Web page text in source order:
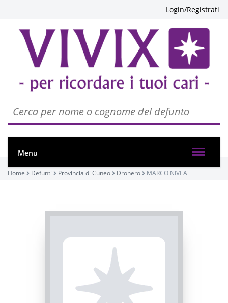
Login/Registrati
Menu
Home Defunti Provincia di Cuneo Dronero MARCO NIVEA
Dronero, Chiesa Parrocchiale di Dronero - Santi
Visibile a tutti gli utenti
INVIA CONDOGLIANZE